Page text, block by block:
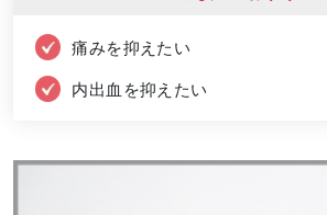
痛みを抑えたい
内出血を抑えたい